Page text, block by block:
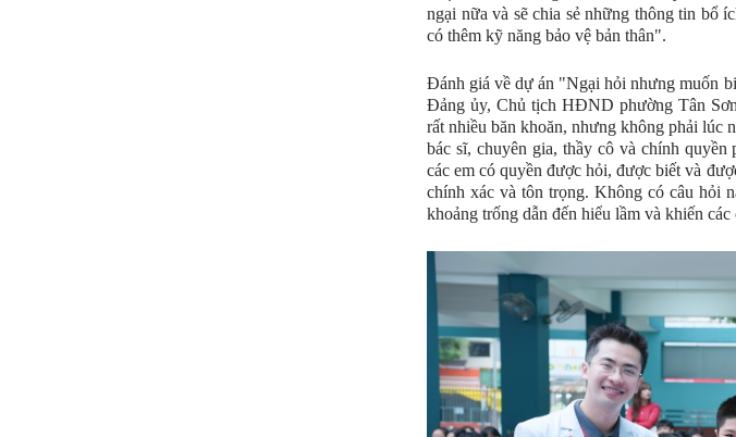
ngại nữa và sẽ chia sẻ những thông tin bổ
có thêm kỹ năng bảo vệ bản thân".
Đánh giá về dự án "Ngại hỏi nhưng muốn
Đảng ủy, Chủ tịch HĐND phường Tân
rất nhiều băn khoăn, nhưng không phải lúc
bác sĩ, chuyên gia, thầy cô và chính
các em có quyền được hỏi, được biết và
chính xác và tôn trọng. Không có câu hỏi
khoảng trống dẫn đến hiểu lầm và khiến